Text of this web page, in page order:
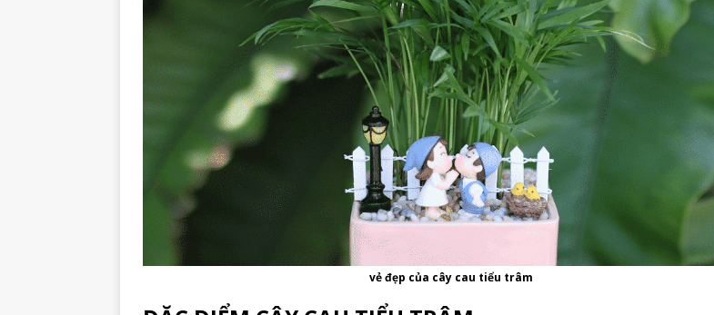
vẻ đẹp của cây cau tiểu trâm